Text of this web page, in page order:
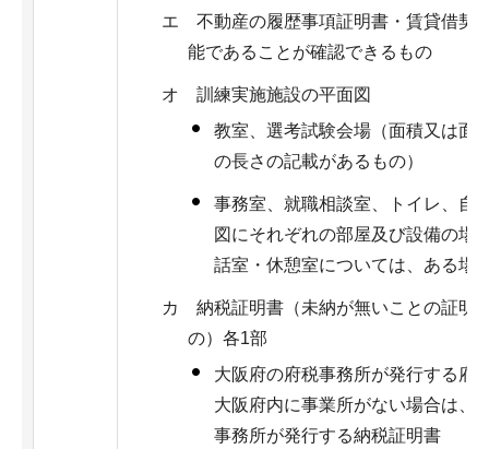
エ 不動産の履歴事項証明書・賃貸借契
能であることが確認できるもの
オ 訓練実施施設の平面図
教室、選考試験会場（面積又は面
の長さの記載があるもの）
事務室、就職相談室、トイレ、自
図にそれぞれの部屋及び設備の場
話室・休憩室については、ある場
カ 納税証明書（未納が無いことの証明
の）各1部
大阪府の府税事務所が発行する府
大阪府内に事業所がない場合は、
事務所が発行する納税証明書